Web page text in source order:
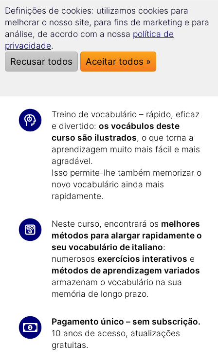
Com apenas17 minutos de tempo de
aprendizagem por dia , aprenderá de
forma eficiente e orientada.
Após cerca de 40 horas de
aprendizagem, atingirá os
e C2do Quadro Europeu Comum de
Treino de vocabulário – rápido, eficaz
e divertido: os vocábulos deste
curso são ilustrados, o que torna a
aprendizagem muito mais fácil e mais
agradável.
Isso permite-lhe também memorizar o
novo vocabulário ainda mais
rapidamente.
Neste curso, encontrará os melhores
métodos para alargar rapidamente o
seu vocabulário de italiano:
numerosos exercícios interativos e
métodos de aprendizagem variados
armazenam o vocabulário na sua
memória de longo prazo.
Pagamento único – sem subscrição.
10 anos de acesso, atualizações
gratuitas.
Definições de cookies: utilizamos cookies para
melhorar o nosso site, para fins de marketing e para
análise, de acordo com a nossa política de
privacidade.
Recusar todos Aceitar todos »